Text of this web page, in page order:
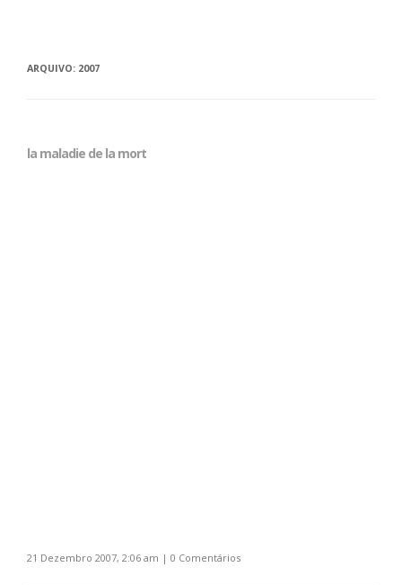
ARQUIVO: 2007
la maladie de la mort
21 Dezembro 2007, 2:06 am | 0 Comentários